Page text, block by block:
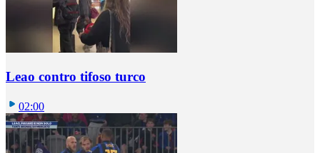
Leao contro tifoso turco
02:00